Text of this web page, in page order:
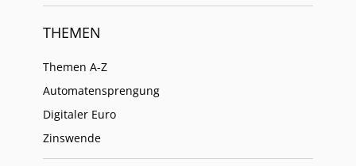
THEMEN
Themen A-Z
Automatensprengung
Digitaler Euro
Zinswende